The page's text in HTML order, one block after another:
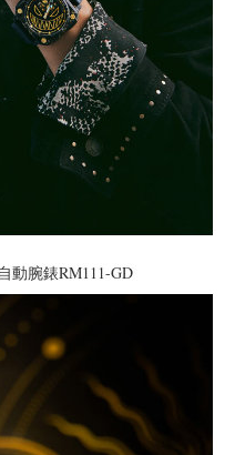
動腕錶RM111-GD